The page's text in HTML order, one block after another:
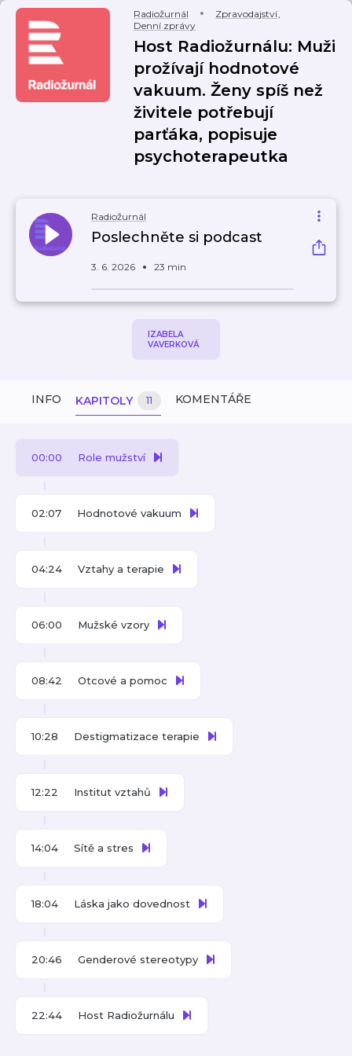
Radiožurnál Zpravodajství,
Denní zprávy
Host Radiožurnálu: Muži
prožívají hodnotové
vakuum. Ženy spíš než
živitele potřebují
parťáka, popisuje
psychoterapeutka
Radiožurnál
Poslechněte si podcast
3. 6. 2026 23 min
IZABELA
VAVERKOVÁ
INFO KAPITOLY 11 KOMENTÁŘE
00:00 Role mužství
02:07 Hodnotové vakuum
04:24 Vztahy a terapie
06:00 Mužské vzory
08:42 Otcové a pomoc
10:28 Destigmatizace terapie
12:22 Institut vztahů
14:04 Sítě a stres
18:04 Láska jako dovednost
20:46 Genderové stereotypy
22:44 Host Radiožurnálu